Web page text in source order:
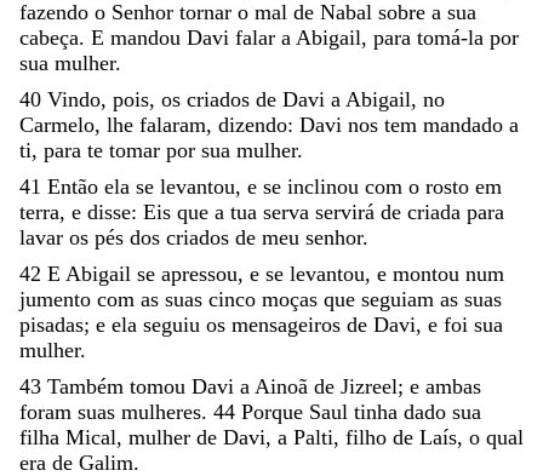
fazendo o Senhor tornar o mal de Nabal sobre a sua
cabeça. E mandou Davi falar a Abigail, para tomá-la por
sua mulher.
40 Vindo, pois, os criados de Davi a Abigail, no
Carmelo, lhe falaram, dizendo: Davi nos tem mandado a
ti, para te tomar por sua mulher.
41 Então ela se levantou, e se inclinou com o rosto em
terra, e disse: Eis que a tua serva servirá de criada para
lavar os pés dos criados de meu senhor.
42 E Abigail se apressou, e se levantou, e montou num
jumento com as suas cinco moças que seguiam as suas
pisadas; e ela seguiu os mensageiros de Davi, e foi sua
mulher.
43 Também tomou Davi a Ainoã de Jizreel; e ambas
foram suas mulheres. 44 Porque Saul tinha dado sua
filha Mical, mulher de Davi, a Palti, filho de Laís, o qual
era de Galim.